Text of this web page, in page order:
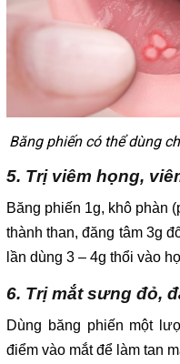
Băng phiến có thể dùng
5. Trị viêm họng,
Băng phiến 1g, khô phàn
thành than, đăng tâm 3g
lần dùng 3 – 4g thổi vào
6. Trị mắt sưng đỏ,
Dùng băng phiến một
điểm vào mắt để làm tan